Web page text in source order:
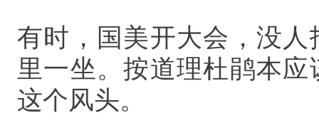
有时，国美开大会，没
里一坐。按道理杜鹃本
这个风头。